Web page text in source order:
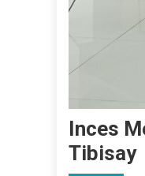
Inces
Tibisay